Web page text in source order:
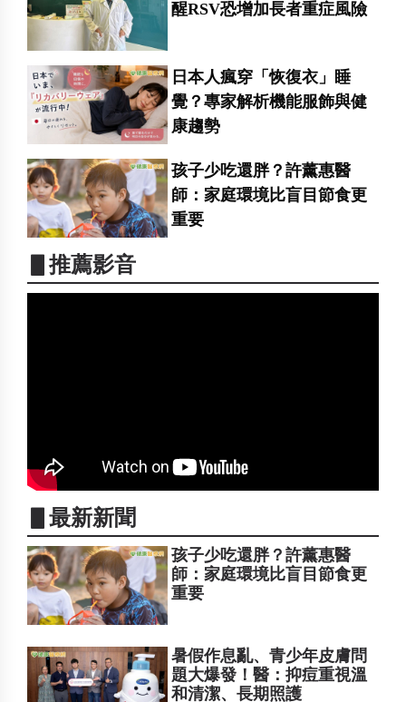
醒RSV恐增加長者重症風險
日本人瘋穿「恢復衣」睡
覺？專家解析機能服飾與健
康趨勢
孩子少吃還胖？許薰惠醫
師：家庭環境比盲目節食更
重要
▋推薦影音
▋最新新聞
孩子少吃還胖？許薰惠醫
師：家庭環境比盲目節食更
重要
暑假作息亂、青少年皮膚問
題大爆發！醫：抑痘重視溫
和清潔、長期照護